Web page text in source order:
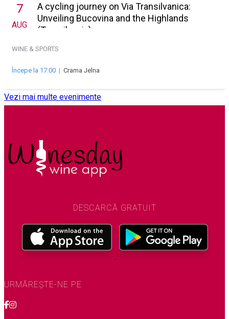
7
AUG
A cycling journey on Via Transilvanica:
Unveiling Bucovina and the Highlands
(Transilvania)
WINE & SPORTS
Începe la 17:00 | Crama Jelna
Vezi mai multe evenimente
DESCARCĂ GRATUIT
URMĂREȘTE-NE PE